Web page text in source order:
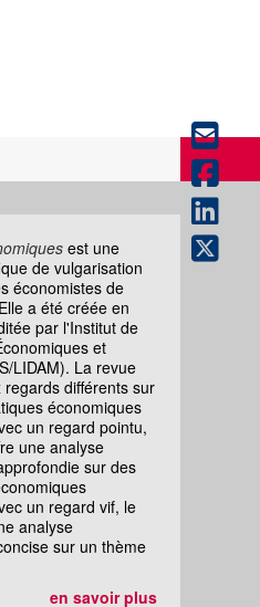
est une
de vulgarisation
économistes de
a été créée en
par l'Institut de
et
LIDAM). La revue
différents sur
économiques
un regard pointu,
une analyse
sur des
un regard vif, le
analyse
sur un thème
en savoir plus